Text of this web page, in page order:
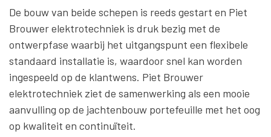
De bouw van beide schepen is reeds gestart en Piet
Brouwer elektrotechniek is druk bezig met de
ontwerpfase waarbij het uitgangspunt een flexibele
standaard installatie is, waardoor snel kan worden
ingespeeld op de klantwens. Piet Brouwer
elektrotechniek ziet de samenwerking als een mooie
aanvulling op de jachtenbouw portefeuille met het oog
op kwaliteit en continuïteit.